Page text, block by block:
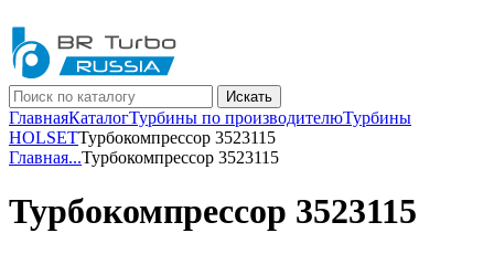
Искать
ГлавнаяКаталогТурбины по производителюТурбины
HOLSETТурбокомпрессор 3523115
Главная...Турбокомпрессор 3523115
Турбокомпрессор 3523115